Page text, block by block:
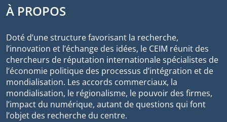
À PROPOS
Doté d’une structure favorisant la recherche,
l’innovation et l’échange des idées, le CEIM réunit des
chercheurs de réputation internationale spécialistes de
l’économie politique des processus d’intégration et de
mondialisation. Les accords commerciaux, la
mondialisation, le régionalisme, le pouvoir des firmes,
l’impact du numérique, autant de questions qui font
l’objet des recherche du centre.